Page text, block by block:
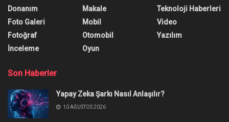
Donanım
Foto Galeri
Fotoğraf
İnceleme
Makale
Mobil
Otomobil
Oyun
Teknoloji Haberleri
Video
Yazılım
Son Haberler
Yapay Zeka Şarkı Nasıl Anlaşılır?
10 AĞUSTOS 2026